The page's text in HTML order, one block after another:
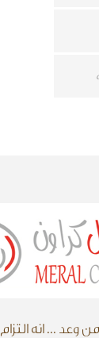
وعد ... انه التزام